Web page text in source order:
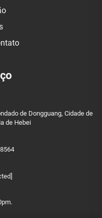
de Dongguang, Cidade de
de Hebei